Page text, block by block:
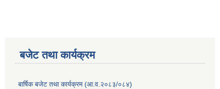
बजेट तथा कार्यक्रम
बार्षिक बजेट तथा कार्यक्रम (आ.व.२०८३/०८४)